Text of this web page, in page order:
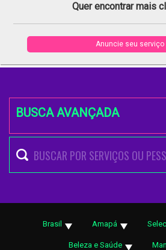
Quer encontrar mais
Anuncie seu serviço
BUSCA AVANÇADA
Brasil Amapá
Beleza e Saúde